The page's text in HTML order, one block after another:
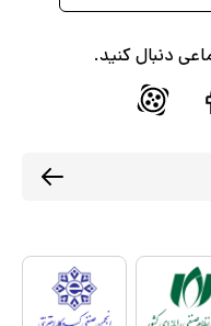
دنبال کنید.